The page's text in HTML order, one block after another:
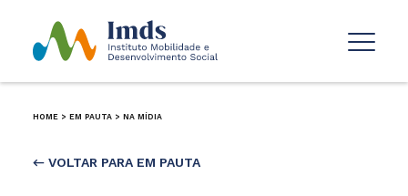
HOME > EM PAUTA > NA MÍDIA
← VOLTAR PARA EM PAUTA